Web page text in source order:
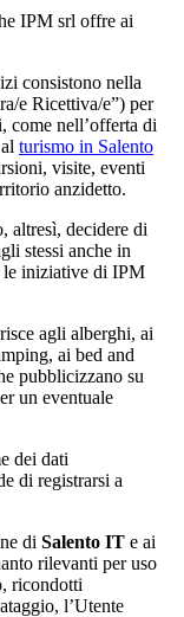
IPM srl offre ai
consistono nella
e Ricettiva/e”) per
come nell’offerta di
turismo in Salento
visite, eventi
anzidetto.
altresì, decidere di
stessi anche in
le iniziative di IPM
agli alberghi, ai
ai bed and
pubblicizzano su
un eventuale
dei dati
di registrarsi a
di Salento IT e ai
rilevanti per uso
ricondotti
l’Utente